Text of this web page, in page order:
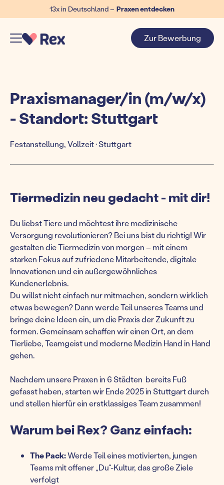
13x in Deutschland – Praxen entdecken
Zur Bewerbung
Praxismanager/in (m/w/x)
- Standort: Stuttgart
Festanstellung, Vollzeit · Stuttgart
Tiermedizin neu gedacht - mit dir!
Du liebst Tiere und möchtest ihre medizinische
Versorgung revolutionieren? Bei uns bist du richtig! Wir
gestalten die Tiermedizin von morgen – mit einem
starken Fokus auf zufriedene Mitarbeitende, digitale
Innovationen und ein außergewöhnliches
Kundenerlebnis.
Du willst nicht einfach nur mitmachen, sondern wirklich
etwas bewegen? Dann werde Teil unseres Teams und
bringe deine Ideen ein, um die Praxis der Zukunft zu
formen. Gemeinsam schaffen wir einen Ort, an dem
Tierliebe, Teamgeist und moderne Medizin Hand in Hand
gehen.
Nachdem unsere Praxen in 6 Städten bereits Fuß
gefasst haben, starten wir Ende 2025 in Stuttgart durch
und stellen hierfür ein erstklassiges Team zusammen!
Warum bei Rex? Ganz einfach:
The Pack:Werde Teil eines motivierten, jungen
Teams mit offener „Du“-Kultur, das große Ziele
verfolgt